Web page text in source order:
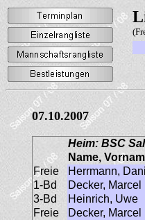
07.10.2007
Heim: BSC
Name,
Freie
Herrmann,
1-Bd
Decker, Marcel
3-Bd
Heinrich, Uwe
Freie
Decker, Marcel